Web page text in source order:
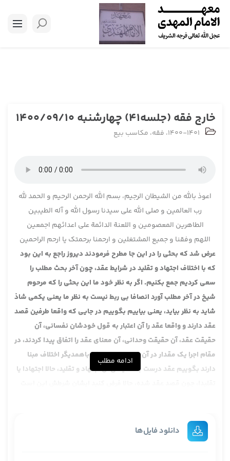
خارج فقه (جلسه41) چهارشنبه 1400/09/10
1400-1401، فقه، مکاسب بیع
اعوذ بالله من الشیطان الرجیم، بسم الله الرحمن الرحیم و الحمد لله
رب العالمین و صلی الله علی سیدنا رسول الله و آله الطیبین
الطاهرین المعصومین و اللعنة الدائمة علی اعدائهم اجمعین
اللهم وفقنا و جمیع المشتغلین و ارحمنا برحمتک یا ارحم الراحمین
عرض شد که بحثی را در این جا مطرح فرمودند دیروز راجع به این بود
که با اختلاف اجتهاد و تقلید در شرایط عقد، چون آخر بحث مطلب را
سعی کردیم جمع بکنیم. اگر به نظر خود ما این بحثی را که مرحوم
شیخ در آخر مطلب آورد انصافا بی ربط نیست به نظر ما یعنی یکمی شاذ
شاید به نظر بیاید، یعنی بیاییم بگوییم در جایی که واقعا طرفین قصد
عقد دارند و واقعا عقد را آن اعتبار به قول خودشان نفسانی، آن
حقیقت عقد، آن حقیقت وحدانی، آن معنای عقد را اتفاق پیدا کردند، در
مقام اجرا یک مقدار در آن خصوصیات صیغه باهمدیگر اختلاف مبنا
دارند بگوییم عقد درست باشد یعنی آن اجتهاد و تقلید، حالا اجتهادا یا
بود که وعد بشود، قطعا انشاء است، لفظ خالی از صلاحیت نیست، حالا
صریح نیست اما صلاحیت دارد، با قصد صحیح و بیان صحیح، بعید
ادامه مطلب
دانلود فایل‌ها